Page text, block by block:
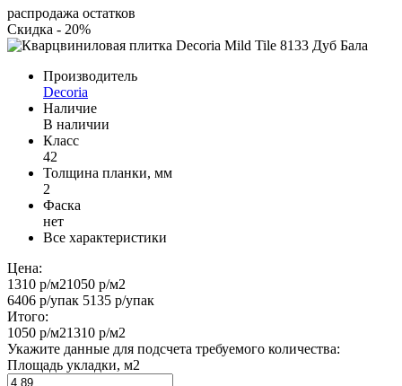
распродажа остатков
Скидка - 20%
Производитель
Decoria
Наличие
В наличии
Класс
42
Толщина планки, мм
2
Фаска
нет
Все характеристики
Цена:
1310 р/м21050 р/м2
6406 р/упак 5135 р/упак
Итого:
1050 р/м21310 р/м2
Укажите данные для подсчета требуемого количества:
Площадь укладки, м2